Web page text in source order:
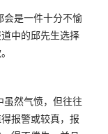
中的邱先生选择
报警或较真，报